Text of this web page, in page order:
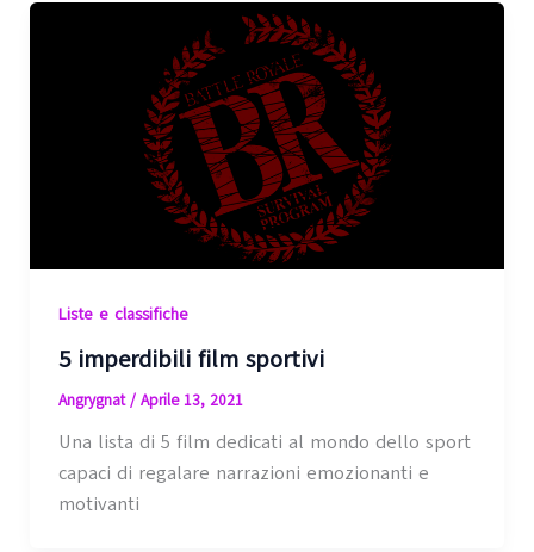
Liste e classifiche
5 imperdibili film sportivi
Angrygnat/ Aprile 13, 2021
Una lista di 5 film dedicati al mondo dello sport
capaci di regalare narrazioni emozionanti e
motivanti